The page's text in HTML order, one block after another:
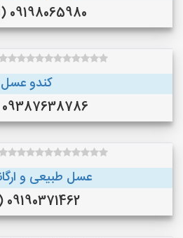
09198065980 (ارومیه)
کندو عسل
09387638786 (تبریز)
عسل طبیعی و
09190371462 (کرج)